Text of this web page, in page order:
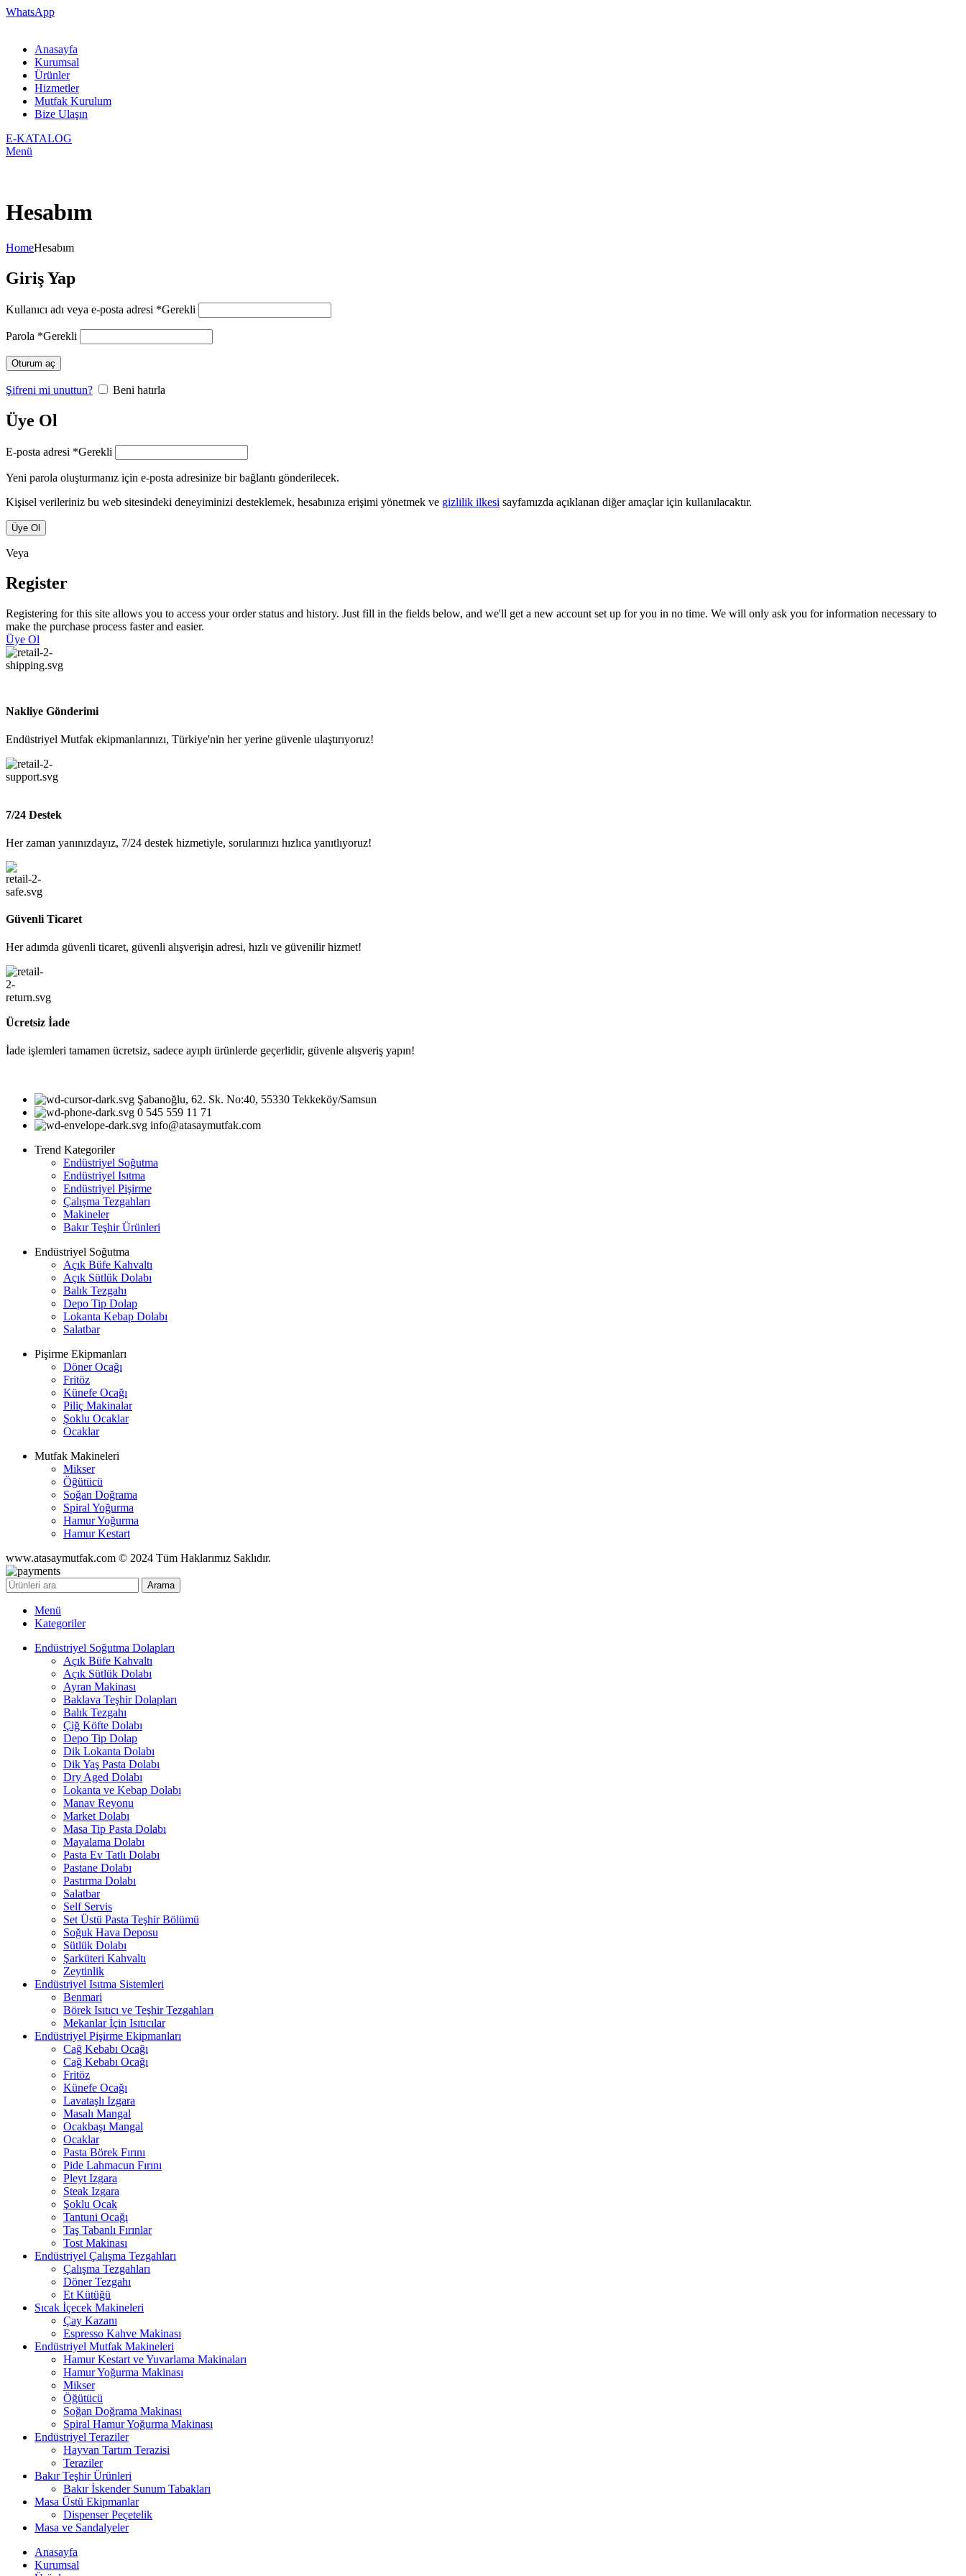
WhatsApp
Anasayfa
Kurumsal
Ürünler
Hizmetler
Mutfak Kurulum
Bize Ulaşın
E-KATALOG
Menü
Hesabım
HomeHesabım
Giriş Yap
Kullanıcı adı veya e-posta adresi *Gerekli
Parola *Gerekli
Oturum aç
Şifreni mi unuttun? Beni hatırla
Üye Ol
E-posta adresi *Gerekli
Yeni parola oluşturmanız için e-posta adresinize bir bağlantı gönderilecek.
Kişisel verileriniz bu web sitesindeki deneyiminizi desteklemek, hesabınıza erişimi yönetmek ve gizlilik ilkesi sayfamızda açıklanan diğer amaçlar için kullanılacaktır.
Üye Ol
Veya
Register
Registering for this site allows you to access your order status and history. Just fill in the fields below, and we'll get a new account set up for you in no time. We will only ask you for information necessary to
make the purchase process faster and easier.
Üye Ol
Nakliye Gönderimi
Endüstriyel Mutfak ekipmanlarınızı, Türkiye'nin her yerine güvenle ulaştırıyoruz!
7/24 Destek
Her zaman yanınızdayız, 7/24 destek hizmetiyle, sorularınızı hızlıca yanıtlıyoruz!
Güvenli Ticaret
Her adımda güvenli ticaret, güvenli alışverişin adresi, hızlı ve güvenilir hizmet!
Ücretsiz İade
İade işlemleri tamamen ücretsiz, sadece ayıplı ürünlerde geçerlidir, güvenle alışveriş yapın!
Şabanoğlu, 62. Sk. No:40, 55330 Tekkeköy/Samsun
0 545 559 11 71
info@atasaymutfak.com
Trend Kategoriler
Endüstriyel Soğutma
Endüstriyel Isıtma
Endüstriyel Pişirme
Çalışma Tezgahları
Makineler
Bakır Teşhir Ürünleri
Endüstriyel Soğutma
Açık Büfe Kahvaltı
Açık Sütlük Dolabı
Balık Tezgahı
Depo Tip Dolap
Lokanta Kebap Dolabı
Salatbar
Pişirme Ekipmanları
Döner Ocağı
Fritöz
Künefe Ocağı
Piliç Makinalar
Şoklu Ocaklar
Ocaklar
Mutfak Makineleri
Mikser
Öğütücü
Soğan Doğrama
Spiral Yoğurma
Hamur Yoğurma
Hamur Kestart
www.atasaymutfak.com © 2024 Tüm Haklarımız Saklıdır.
Arama
Menü
Kategoriler
Endüstriyel Soğutma Dolapları
Açık Büfe Kahvaltı
Açık Sütlük Dolabı
Ayran Makinası
Baklava Teşhir Dolapları
Balık Tezgahı
Çiğ Köfte Dolabı
Depo Tip Dolap
Dik Lokanta Dolabı
Dik Yaş Pasta Dolabı
Dry Aged Dolabı
Lokanta ve Kebap Dolabı
Manav Reyonu
Market Dolabı
Masa Tip Pasta Dolabı
Mayalama Dolabı
Pasta Ev Tatlı Dolabı
Pastane Dolabı
Pastırma Dolabı
Salatbar
Self Servis
Set Üstü Pasta Teşhir Bölümü
Soğuk Hava Deposu
Sütlük Dolabı
Şarküteri Kahvaltı
Zeytinlik
Endüstriyel Isıtma Sistemleri
Benmari
Börek Isıtıcı ve Teşhir Tezgahları
Mekanlar İçin Isıtıcılar
Endüstriyel Pişirme Ekipmanları
Cağ Kebabı Ocağı
Cağ Kebabı Ocağı
Fritöz
Künefe Ocağı
Lavataşlı Izgara
Masalı Mangal
Ocakbaşı Mangal
Ocaklar
Pasta Börek Fırını
Pide Lahmacun Fırını
Pleyt Izgara
Steak Izgara
Şoklu Ocak
Tantuni Ocağı
Taş Tabanlı Fırınlar
Tost Makinası
Endüstriyel Çalışma Tezgahları
Çalışma Tezgahları
Döner Tezgahı
Et Kütüğü
Sıcak İçecek Makineleri
Çay Kazanı
Espresso Kahve Makinası
Endüstriyel Mutfak Makineleri
Hamur Kestart ve Yuvarlama Makinaları
Hamur Yoğurma Makinası
Mikser
Öğütücü
Soğan Doğrama Makinası
Spiral Hamur Yoğurma Makinası
Endüstriyel Teraziler
Hayvan Tartım Terazisi
Teraziler
Bakır Teşhir Ürünleri
Bakır İskender Sunum Tabakları
Masa Üstü Ekipmanlar
Dispenser Peçetelik
Masa ve Sandalyeler
Anasayfa
Kurumsal